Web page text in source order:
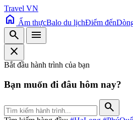
Travel VN
home Ẩm thựcBalo du lịchĐiểm đến
search
menu
close
Bắt đầu hành trình của bạn
Bạn muốn đi đâu hôm nay?
search